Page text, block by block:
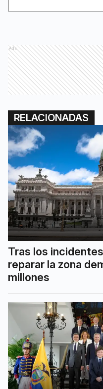
Ads
RELACIONADAS
Tras los
reparar la zona
millones